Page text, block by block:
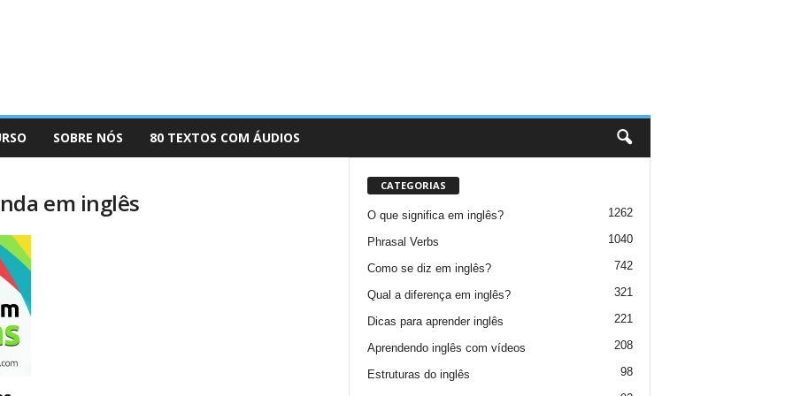
SOBRE NÓS 80 TEXTOS COM ÁUDIOS
em inglês
CATEGORIAS
O que significa em inglês? 1262
Phrasal Verbs 1040
Como se diz em inglês? 742
Qual a diferença em inglês? 321
Dicas para aprender inglês 221
Aprendendo inglês com vídeos 208
Estruturas do inglês 98